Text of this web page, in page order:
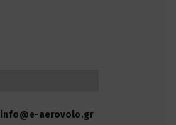
info@e-aerovolo.gr